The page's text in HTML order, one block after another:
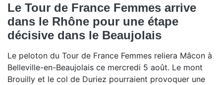
Le Tour de France Femmes arrive
dans le Rhône pour une étape
décisive dans le Beaujolais
Le peloton du Tour de France Femmes reliera Mâcon à
Belleville-en-Beaujolais ce mercredi 5 août. Le mont
Brouilly et le col de Duriez pourraient provoquer une